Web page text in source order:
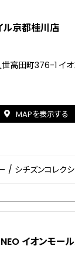
ル京都桂川店
高田町376-1 イ
MAPを表示する
/ シチズンコレク
イオンモー